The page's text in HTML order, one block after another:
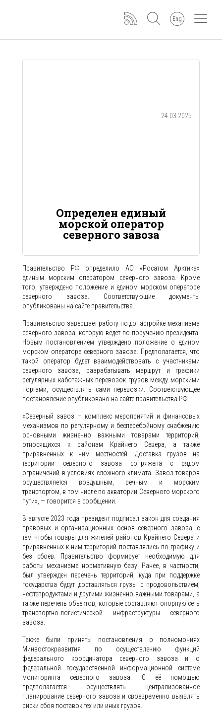
Eng
24.03.2025
Определен единый
морской оператор
северного завоза
Правительство РФ определило АО «Росатом Арктика»
единым морским оператором северного завоза. Кроме
того, утверждено положение и едином морском операторе
северного завоза. Соответствующие документы
опубликованы на сайте правительства.
Правительство завершает работу по донастройке механизма
северного завоза, которую ведет по поручению президента.
Новым постановлением утверждено положение о едином
морском операторе северного завоза. Предполагается, что
такой оператор будет взаимодействовать с участниками
северного завоза, разрабатывать маршрут и графики
регулярных каботажных перевозок грузов между морскими
портами, осуществлять сами перевозки. Соответствующее
постановление опубликовано на сайте правительства РФ.
«Северный завоз – комплекс мероприятий и финансовых
механизмов по регулярному и бесперебойному снабжению
основными жизненно важными товарами территорий,
относящихся к районам Крайнего Севера, а также
приравненных к ним местностей. Доставка грузов на
территории северного завоза сопряжена с рядом
ограничений в условиях сложного климата. Завоз товаров
осуществляется воздушным, речным и морским
транспортом, в том числе по акватории Северного морского
пути», — говорится в сообщении.
В августе 2023 года президент подписал закон для создания
правовых и организационных основ северного завоза, с
тем чтобы товары для жителей районов Крайнего Севера и
приравненных к ним территорий поставлялись по графику и
без сбоев. Правительство формирует необходимую для
работы механизма нормативную базу. Ранее, в частности,
был утвержден перечень территорий, куда при поддержке
государства будут доставляться грузы с продовольствием,
нефтепродуктами и другими жизненно важными товарами, а
также перечень объектов, которые составляют опорную сеть
транспортно-логистической инфраструктуры северного
завоза.
Также были приняты постановления о полномочиях
Минвостокразвития по осуществлению функций
федерального координатора северного завоза и о
федеральной государственной информационной системе
мониторинга северного завоза. С её помощью
предполагается осуществлять централизованное
планирование северного завоза и своевременно выявлять
риски сбоя поставок тех или иных грузов.